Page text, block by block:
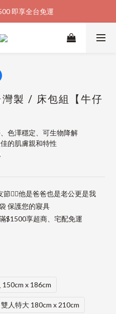
馬上領  馬上折
即享全台免運
馬上領  馬上折
製 / 床包組【牛仔
色澤穩定、可生物降解
的肌膚親和特性
節👱‍♂️他是爸爸也是老公更是我
保護您的寢具
$1500享超商、宅配免運
150cm x 186cm
雙人特大 180cm x 210cm